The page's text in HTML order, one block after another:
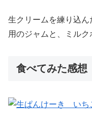
生クリームを練り込
用のジャムと、ミルク
食べてみた感想